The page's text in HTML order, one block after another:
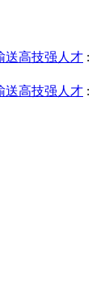
送高技强人才 :
送高技强人才 :